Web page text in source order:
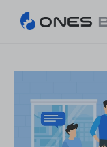
ONES Project